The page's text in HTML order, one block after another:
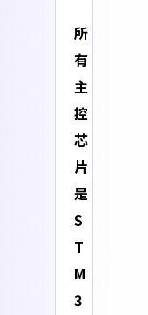
所
有
主
控
芯
片
是
S
T
M
3